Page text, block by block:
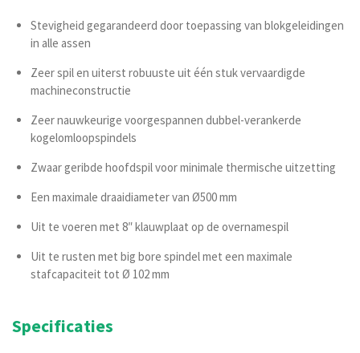
Stevigheid gegarandeerd door toepassing van blokgeleidingen
in alle assen
Zeer spil en uiterst robuuste uit één stuk vervaardigde
machineconstructie
Zeer nauwkeurige voorgespannen dubbel-verankerde
kogelomloopspindels
Zwaar geribde hoofdspil voor minimale thermische uitzetting
Een maximale draaidiameter van Ø500 mm
Uit te voeren met 8″ klauwplaat op de overnamespil
Uit te rusten met big bore spindel met een maximale
stafcapaciteit tot Ø 102 mm
Specificaties